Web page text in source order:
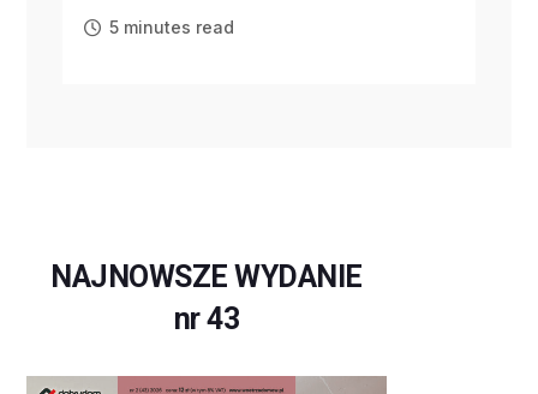
5 minutes read
NAJNOWSZE WYDANIE
nr 43